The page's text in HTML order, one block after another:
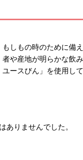
もしもの時のために備
者や産地が明らかな飲
ユースびん」を使用して
ありませんでした。